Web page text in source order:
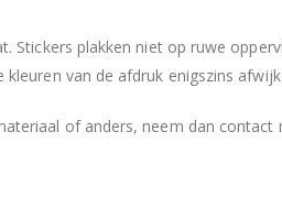
plakken niet op ruwe
van de afdruk enigszins
of anders, neem dan contact